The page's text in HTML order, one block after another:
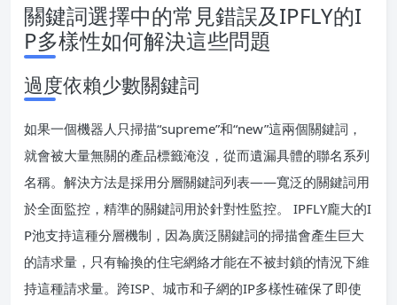
關鍵詞選擇中的常見錯誤及IPFLY的I
P多樣性如何解決這些問題
過度依賴少數關鍵詞
如果一個機器人只掃描“supreme”和“new”這兩個關鍵詞，
就會被大量無關的產品標籤淹沒，從而遺漏具體的聯名系列
名稱。解決方法是採用分層關鍵詞列表——寬泛的關鍵詞用
於全面監控，精準的關鍵詞用於針對性監控。 IPFLY龐大的I
P池支持這種分層機制，因為廣泛關鍵詞的掃描會產生巨大
的請求量，只有輪換的住宅網絡才能在不被封鎖的情況下維
持這種請求量。跨ISP、城市和子網的IP多樣性確保了即使